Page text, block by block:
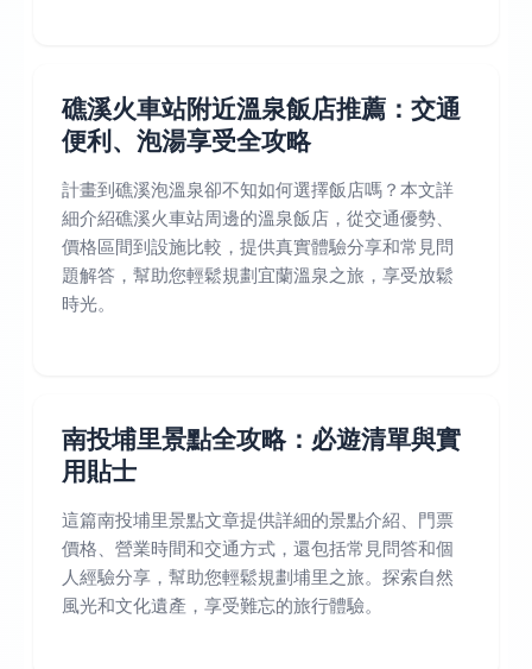
礁溪火車站附近溫泉飯店推薦：交通
便利、泡湯享受全攻略
計畫到礁溪泡溫泉卻不知如何選擇飯店嗎？本文詳
細介紹礁溪火車站周邊的溫泉飯店，從交通優勢、
價格區間到設施比較，提供真實體驗分享和常見問
題解答，幫助您輕鬆規劃宜蘭溫泉之旅，享受放鬆
時光。
南投埔里景點全攻略：必遊清單與實
用貼士
這篇南投埔里景點文章提供詳細的景點介紹、門票
價格、營業時間和交通方式，還包括常見問答和個
人經驗分享，幫助您輕鬆規劃埔里之旅。探索自然
風光和文化遺產，享受難忘的旅行體驗。